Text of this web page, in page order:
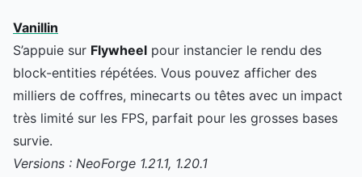
Vanillin
S’appuie sur Flywheel pour instancier le rendu des
block-entities répétées. Vous pouvez afficher des
milliers de coffres, minecarts ou têtes avec un impact
très limité sur les FPS, parfait pour les grosses bases
survie.
Versions : NeoForge 1.21.1, 1.20.1